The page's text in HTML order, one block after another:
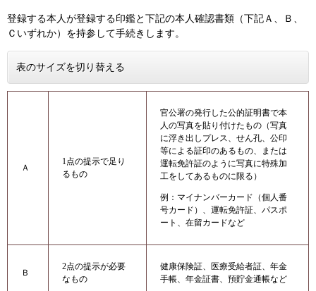
登録する本人が登録する印鑑と下記の本人確認書類（下記Ａ、Ｂ、
Ｃいずれか）を持参して手続きします。
表のサイズを切り替える
Ａ
1点の提示で足り
るもの
官公署の発行した公的証明書で本
人の写真を貼り付けたもの（写真
に浮き出しプレス、せん孔、公印
等による証印のあるもの、または
運転免許証のように写真に特殊加
工をしてあるものに限る）
例：マイナンバーカード（個人番
号カード）、運転免許証、パスポ
ート、在留カードなど
Ｂ
2点の提示が必要
なもの
健康保険証、医療受給者証、年金
手帳、年金証書、預貯金通帳など